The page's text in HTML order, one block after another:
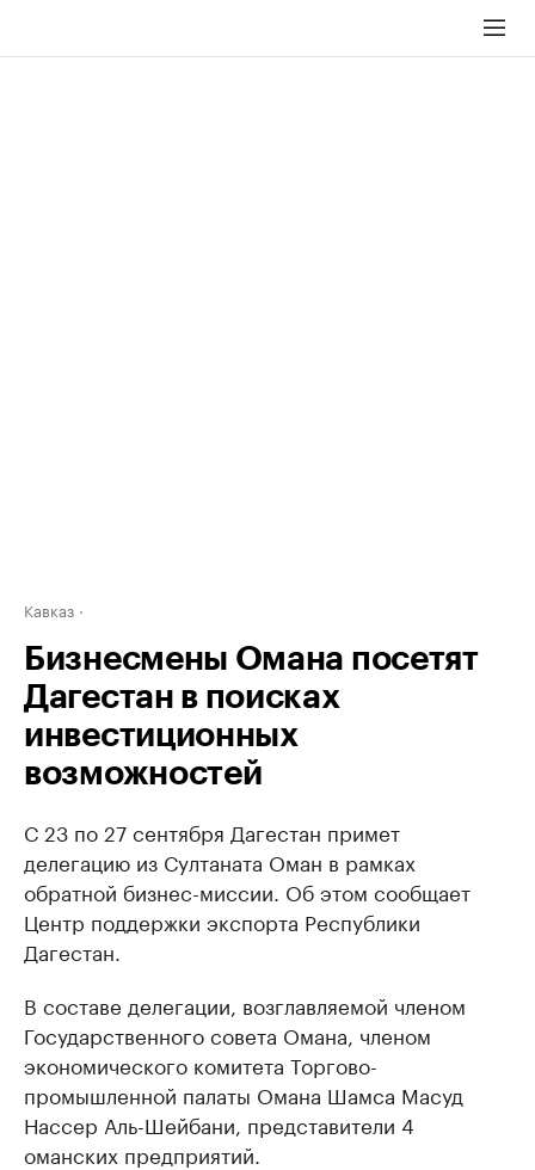
Кавказ
Бизнесмены Омана посетят
Дагестан в поисках
инвестиционных
возможностей
С 23 по 27 сентября Дагестан примет
делегацию из Султаната Оман в рамках
обратной бизнес-миссии. Об этом сообщает
Центр поддержки экспорта Республики
Дагестан.
В составе делегации, возглавляемой членом
Государственного совета Омана, членом
экономического комитета Торгово-
промышленной палаты Омана Шамса Масуд
Нассер Аль-Шейбани, представители 4
оманских предприятий.